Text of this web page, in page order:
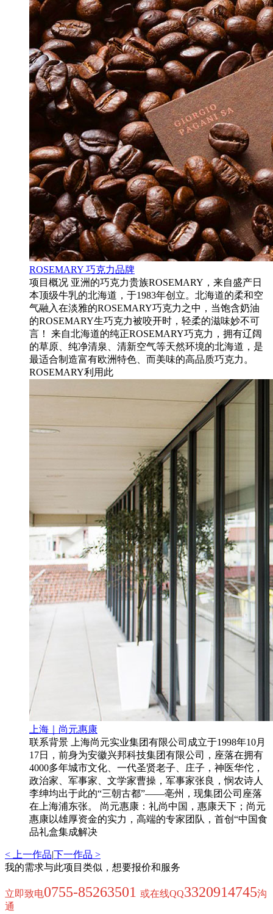
ROSEMARY 巧克力品牌
项目概况 亚洲的巧克力贵族ROSEMARY，来自盛产日
本顶级牛乳的北海道，于1983年创立。北海道的柔和空
气融入在淡雅的ROSEMARY巧克力之中，当饱含奶油
的ROSEMARY生巧克力被咬开时，轻柔的滋味妙不可
言！ 来自北海道的纯正ROSEMARY巧克力，拥有辽阔
的草原、纯净清泉、清新空气等天然环境的北海道，是
最适合制造富有欧洲特色、而美味的高品质巧克力。
ROSEMARY利用此
上海｜尚元惠康
联系背景 上海尚元实业集团有限公司成立于1998年10月
17日，前身为安徽兴邦科技集团有限公司，座落在拥有
4000多年城市文化、一代圣贤老子、庄子，神医华佗，
政治家、军事家、文学家曹操，军事家张良，悯农诗人
李绅均出于此的“三朝古都”——亳州，现集团公司座落
在上海浦东张。 尚元惠康：礼尚中国，惠康天下；尚元
惠康以雄厚资金的实力，高端的专家团队，首创“中国食
品礼盒集成解决
< 上一作品|下一作品 >
我的需求与此项目类似，想要报价和服务
立即致电0755-85263501 或在线QQ3320914745沟
通